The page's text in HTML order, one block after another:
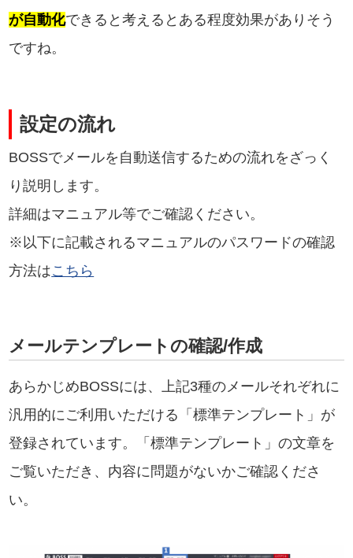
が自動化できると考えるとある程度効果がありそう
ですね。
設定の流れ
BOSSでメールを自動送信するための流れをざっく
り説明します。
詳細はマニュアル等でご確認ください。
※以下に記載されるマニュアルのパスワードの確認
方法はこちら
メールテンプレートの確認/作成
あらかじめBOSSには、上記3種のメールそれぞれに
汎用的にご利用いただける「標準テンプレート」が
登録されています。「標準テンプレート」の文章を
ご覧いただき、内容に問題がないかご確認くださ
い。